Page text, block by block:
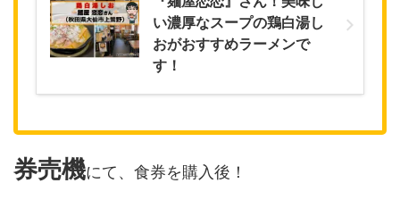
い濃厚なスープの鶏白湯し
おがおすすめラーメンで
す！
券売機にて、食券を購入後！